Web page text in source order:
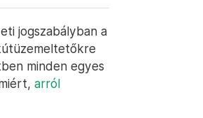
jogszabályban a
minden egyes
arról